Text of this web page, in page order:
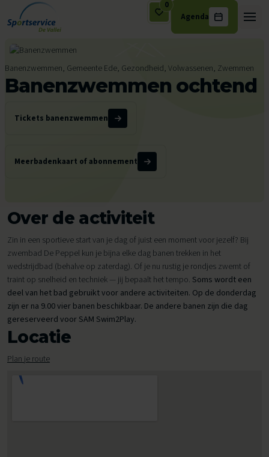
Ga naar de inhoud
0
Agenda
Banenzwemmen, Gemeente Ede, Gezondheid, Volwassenen, Zwemmen
Banenzwemmen ochtend
Tickets banenzwemmen
Meerbadenkaart of abonnement
Over de activiteit
Zin in een sportieve start van je dag of juist een moment voor jezelf? Bij
zwembad De Peppel kun je bijna elke dag banen trekken in het
wedstrijdbad (behalve op zaterdag). Of je nu rustig je rondjes zwemt of
traint op snelheid en techniek — jij bepaalt het tempo. Soms wordt een
deel van het bad gebruikt voor andere activiteiten. Op de donderdag
zijn er na 9.00 vier banen beschikbaar. De andere banen zijn die dag
gereserveerd voor SAM Swim2Play.
Locatie
Plan je route